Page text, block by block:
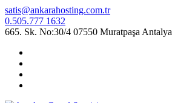
satis@ankarahosting.com.tr
0.505.777 1632
665. Sk. No:30/4 07550 Muratpaşa Antalya